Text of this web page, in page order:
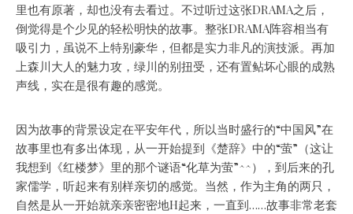
里也有原著，却也没有去看过。不过听过这张DRAMA之后，
倒觉得是个少见的轻松明快的故事。整张DRAMA阵容相当有
吸引力，虽说不上特别豪华，但都是实力非凡的演技派。再加
上森川大人的魅力攻，绿川的别扭受，还有置鲇坏心眼的成熟
声线，实在是很有趣的感觉。
因为故事的背景设定在平安年代，所以当时盛行的“中国风”在
故事里也有多出体现，从一开始提到《楚辞》中的“萤”（这让
我想到《红楼梦》里的那个谜语“化草为萤”^^），到后来的孔
家儒学，听起来有别样亲切的感觉。当然，作为主角的两只，
自然是从一开始就亲亲密密地H起来，一直到……故事非常老套